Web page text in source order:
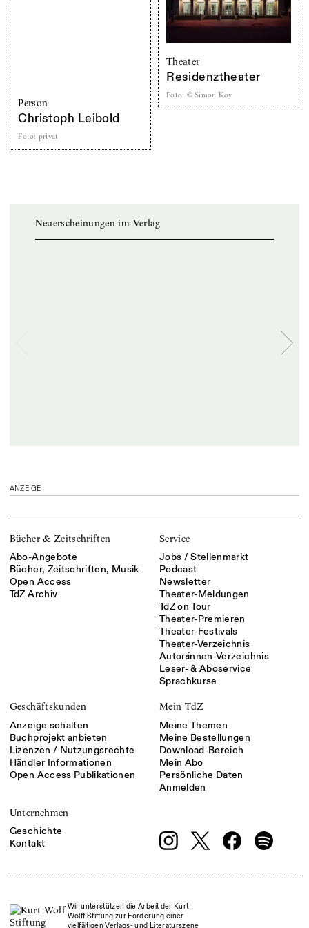
Person
Christoph Leibold
Foto: privat
Theater
Residenztheater
Foto: © Simon Koy
Neuerscheinungen im Verlag
ANZEIGE
Bücher & Zeitschriften
Abo-Angebote
Bücher, Zeitschriften, Musik
Open Access
TdZ Archiv
Service
Jobs / Stellenmarkt
Podcast
Newsletter
Theater-Meldungen
TdZ on Tour
Theater-Premieren
Theater-Festivals
Theater-Verzeichnis
Autor:innen-Verzeichnis
Leser- & Aboservice
Sprachkurse
Geschäftskunden
Anzeige schalten
Buchprojekt anbieten
Lizenzen / Nutzungsrechte
Händler Informationen
Open Access Publikationen
Mein TdZ
Meine Themen
Meine Bestellungen
Download-Bereich
Mein Abo
Persönliche Daten
Anmelden
Unternehmen
Geschichte
Kontakt
Wir unterstützen die Arbeit der Kurt
Wolff Stiftung zur Förderung einer
vielfältigen Verlags- und Literaturszene